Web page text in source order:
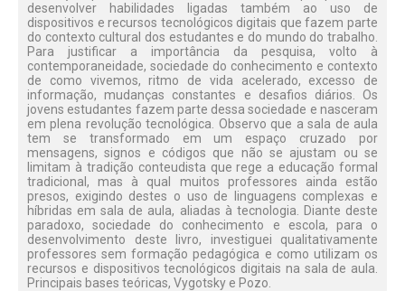
desenvolver habilidades ligadas também ao uso de
dispositivos e recursos tecnológicos digitais que fazem parte
do contexto cultural dos estudantes e do mundo do trabalho.
Para justificar a importância da pesquisa, volto à
contemporaneidade, sociedade do conhecimento e contexto
de como vivemos, ritmo de vida acelerado, excesso de
informação, mudanças constantes e desafios diários. Os
jovens estudantes fazem parte dessa sociedade e nasceram
em plena revolução tecnológica. Observo que a sala de aula
tem se transformado em um espaço cruzado por
mensagens, signos e códigos que não se ajustam ou se
limitam à tradição conteudista que rege a educação formal
tradicional, mas à qual muitos professores ainda estão
presos, exigindo destes o uso de linguagens complexas e
híbridas em sala de aula, aliadas à tecnologia. Diante deste
paradoxo, sociedade do conhecimento e escola, para o
desenvolvimento deste livro, investiguei qualitativamente
professores sem formação pedagógica e como utilizam os
recursos e dispositivos tecnológicos digitais na sala de aula.
Principais bases teóricas, Vygotsky e Pozo.